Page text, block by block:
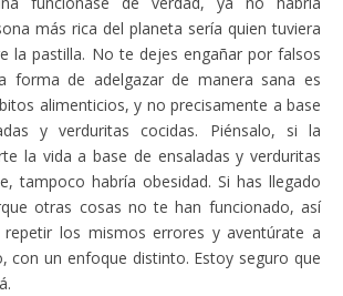
más rica del planeta sería quien tuviera
la pastilla. No te dejes engañar por falsos
forma de adelgazar de manera sana es
alimenticios, y no precisamente a base
y verduritas cocidas. Piénsalo, si la
la vida a base de ensaladas y verduritas
tampoco habría obesidad. Si has llegado
otras cosas no te han funcionado, así
los mismos errores y aventúrate a
con un enfoque distinto. Estoy seguro que